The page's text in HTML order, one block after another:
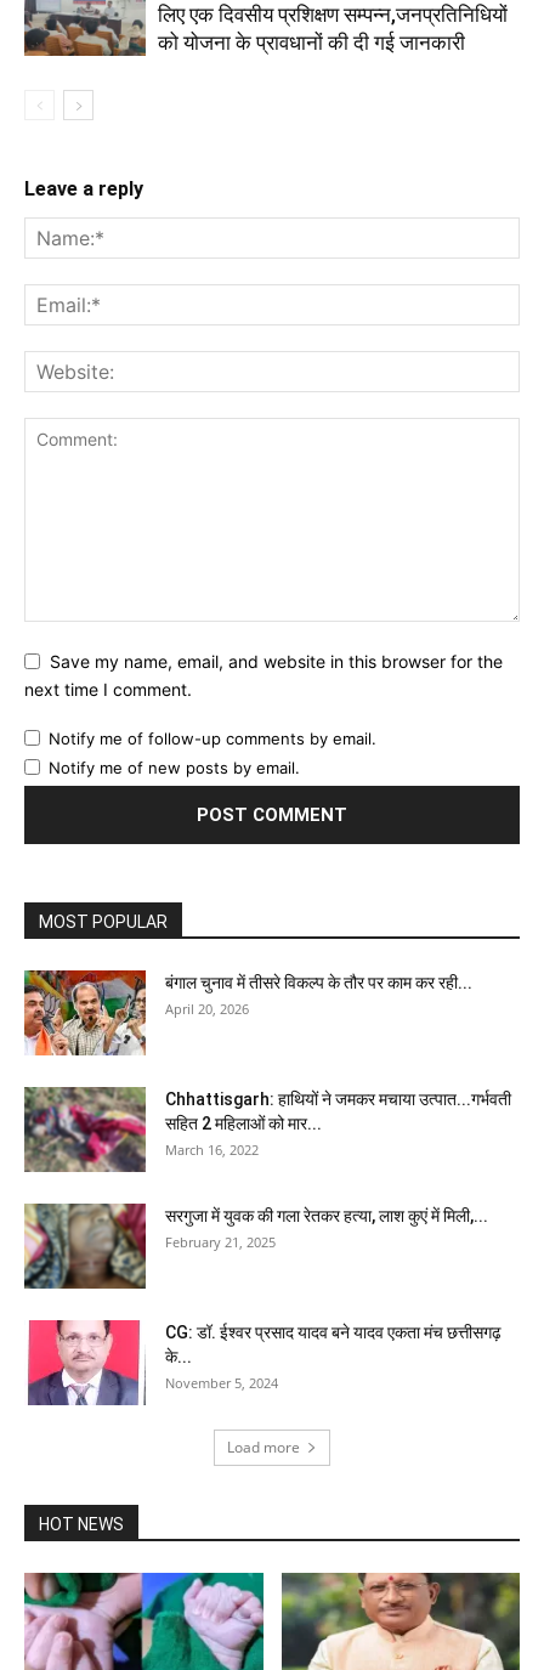
लिए एक दिवसीय प्रशिक्षण सम्पन्न,जनप्रतिनिधियों
को योजना के प्रावधानों की दी गई जानकारी
Leave a reply
Save my name, email, and website in this browser for the
next time I comment.
Notify me of follow-up comments by email.
Notify me of new posts by email.
MOST POPULAR
बंगाल चुनाव में तीसरे विकल्‍प के तौर पर काम कर रही...
April 20, 2026
Chhattisgarh: हाथियों ने जमकर मचाया उत्पात...गर्भवती
सहित 2 महिलाओं को मार...
March 16, 2022
सरगुजा में युवक की गला रेतकर हत्या, लाश कुएं में मिली,...
February 21, 2025
CG: डॉ. ईश्वर प्रसाद यादव बने यादव एकता मंच छत्तीसगढ़
के...
November 5, 2024
Load more
HOT NEWS